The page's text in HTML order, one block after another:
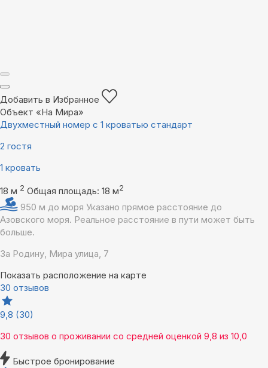
Добавить в Избранное
Объект «На Мира»
Двухместный номер с 1 кроватью стандарт
2 гостя
1 кровать
18 м 2 Общая площадь: 18 м2
950 м до моря Указано прямое расстояние до
Азовского моря. Реальное расстояние в пути может быть
больше.
За Родину, Мира улица, 7
Показать расположение на карте
30 отзывов
9,8 (30)
30 отзывов о проживании со средней оценкой 9,8 из 10,0
Быстрое бронирование